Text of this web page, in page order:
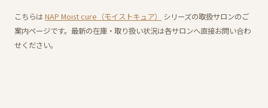
こちらはNAP Moist cure（モイストキュア）
シリーズの取扱サロンのご
案内ページです。最新の在庫・取り扱い状況は各サロンへ直接お問い合わ
せください。